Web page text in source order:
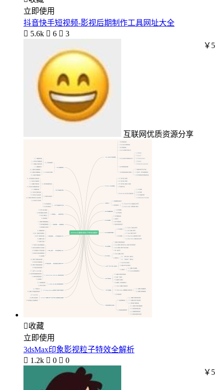
立即使用
抖音快手短视频-影视后期制作工具网址大全
 5.6k  6  3
互联网优质资源分享
￥5
收藏
立即使用
3dsMax印象影视粒子特效全解析
 1.2k  0  0
￥5